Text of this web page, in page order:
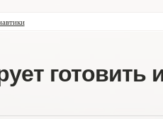
готовить